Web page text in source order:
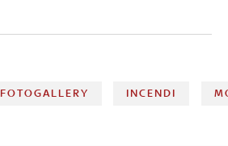
FOTOGALLERY INCENDI